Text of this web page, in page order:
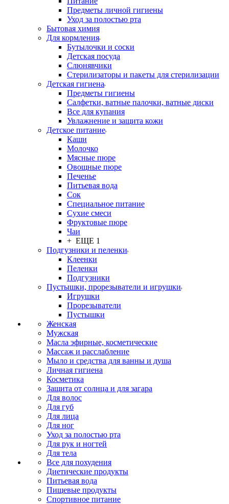
Предметы личной гигиены
Уход за полостью рта
Бытовая химия
Для кормления
Бутылочки и соски
Детская посуда
Слюнявчики
Стерилизаторы и пакеты для стерилизации
Детская гигиена
Предметы гигиены
Салфетки, ватные палочки, ватные диски
Все для купания
Увлажнение и защита кожи
Детское питание
Каши
Молочко
Мясные пюре
Овощные пюре
Печенье
Питьевая вода
Сок
Специальное питание
Сухие смеси
Фруктовые пюре
Чаи
+ ЕЩЕ 1
Подгузники и пеленки
Клеенки
Пеленки
Подгузники
Пустышки, прорезыватели и игрушки
Игрушки
Прорезыватели
Пустышки
Женская
Мужская
Масла эфирные, косметические
Массаж и расслабление
Мыло и средства для ванны и душа
Личная гигиена
Косметика
Защита от солнца и для загара
Для волос
Для губ
Для лица
Для ног
Уход за полостью рта
Для рук и ногтей
Для тела
Все для похудения
Диетические продукты
Питьевая вода
Пищевые продукты
Спортивное питание